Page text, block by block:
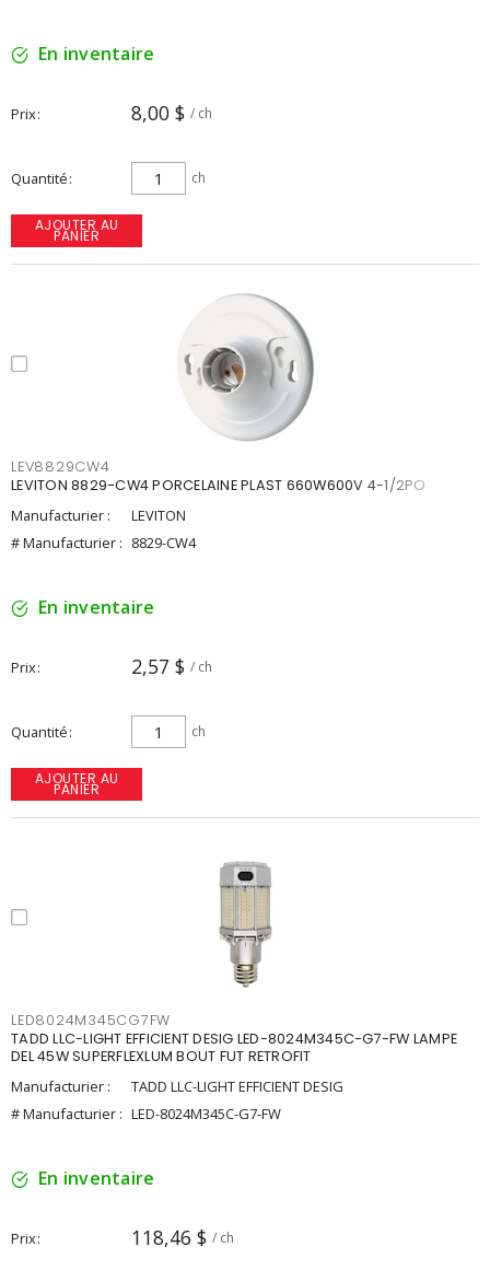
En inventaire
Prix 8,00 $ / ch
Quantité ch
AJOUTER AU
PANIER
LEV8829CW4
LEVITON 8829-CW4 PORCELAINE PLAST 660W600V 4-1/2PO
Manufacturier :
LEVITON
# Manufacturier : 8829-CW4
En inventaire
Prix 2,57 $ / ch
Quantité ch
AJOUTER AU
PANIER
LED8024M345CG7FW
TADD LLC-LIGHT EFFICIENT DESIG LED-8024M345C-G7-FW LAMPE
DEL 45W SUPERFLEXLUM BOUT FUT RETROFIT
Manufacturier :
TADD LLC-LIGHT EFFICIENT DESIG
# Manufacturier : LED-8024M345C-G7-FW
En inventaire
Prix 118,46 $ / ch